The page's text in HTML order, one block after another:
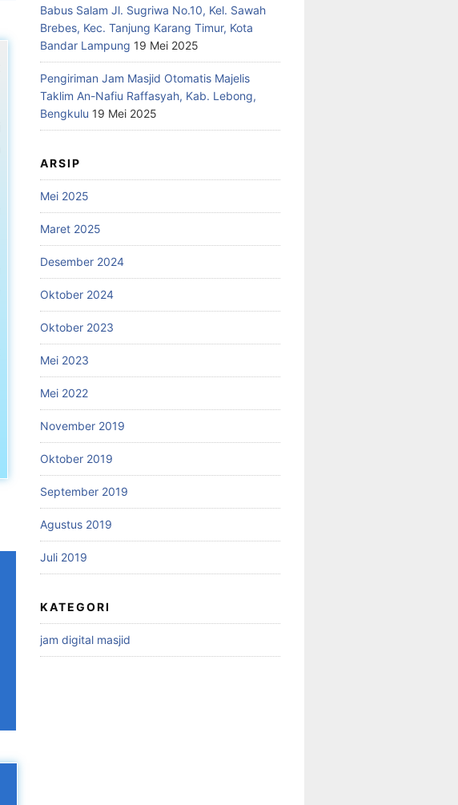
Babus Salam Jl. Sugriwa No.10, Kel. Sawah
Brebes, Kec. Tanjung Karang Timur, Kota
Bandar Lampung 19 Mei 2025
Pengiriman Jam Masjid Otomatis Majelis
Taklim An-Nafiu Raffasyah, Kab. Lebong,
Bengkulu 19 Mei 2025
ARSIP
Mei 2025
Maret 2025
Desember 2024
Oktober 2024
Oktober 2023
Mei 2023
Mei 2022
November 2019
Oktober 2019
September 2019
Agustus 2019
Juli 2019
KATEGORI
jam digital masjid